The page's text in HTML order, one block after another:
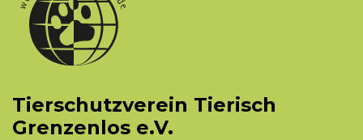
Tierschutzverein Tierisch
Grenzenlos e.V.